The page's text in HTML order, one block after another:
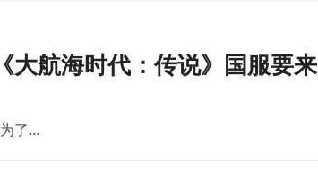
大航海时代：传说》国服要来
了…